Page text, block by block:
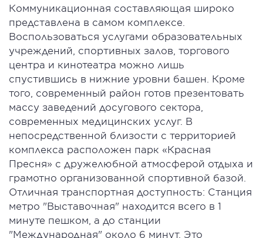
Коммуникационная составляющая широко
представлена в самом комплексе.
Воспользоваться услугами образовательных
учреждений, спортивных залов, торгового
центра и кинотеатра можно лишь
спустившись в нижние уровни башен. Кроме
того, современный район готов презентовать
массу заведений досугового сектора,
современных медицинских услуг. В
непосредственной близости с территорией
комплекса расположен парк «Красная
Пресня» с дружелюбной атмосферой отдыха и
грамотно организованной спортивной базой.
Отличная транспортная доступность: Станция
метро "Выставочная" находится всего в 1
минуте пешком, а до станции
"Международная" около 6 минут. Это